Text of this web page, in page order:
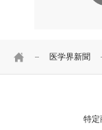
HOME 医学界新聞
特定